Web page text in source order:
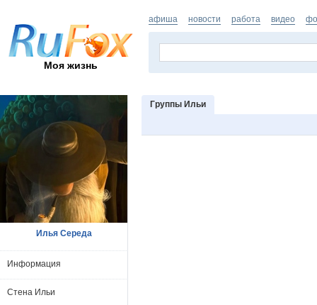
Моя жизнь
афиша новости работа видео
Группы Ильи
Илья Середа
Информация
Стена Ильи